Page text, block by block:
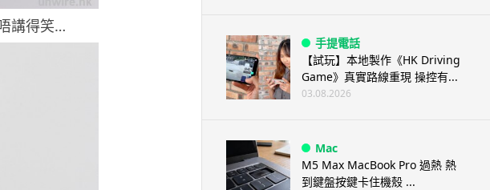
講得笑…
手提電話
【試玩】本地製作《HK Driving
Game》真實路線重現 操控有...
03.08.2026
Mac
M5 Max MacBook Pro 過熱 熱
到鍵盤按鍵卡住機殼 ...